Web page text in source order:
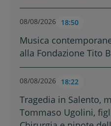
08/08/2026 18:50
Musica
alla Fondazione Tito
08/08/2026 18:22
Tragedia in Salento,
Tommaso Ugolini,